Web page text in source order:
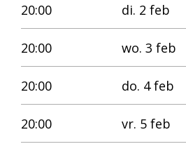
20:00 di. 2 feb
20:00 wo. 3 feb
20:00 do. 4 feb
20:00 vr. 5 feb